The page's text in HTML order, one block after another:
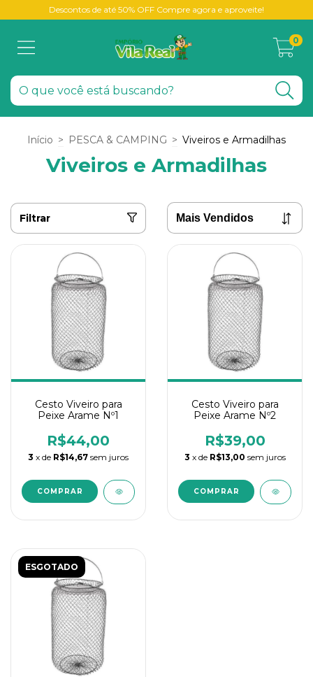
Descontos de até 50% OFF Compre agora e aproveite!
0
Início > PESCA & CAMPING > Viveiros e Armadilhas
Viveiros e Armadilhas
Filtrar
Cesto Viveiro para
Peixe Arame Nº1
R$44,00
3 x de R$14,67 sem juros
Cesto Viveiro para
Peixe Arame Nº2
R$39,00
3 x de R$13,00 sem juros
ESGOTADO